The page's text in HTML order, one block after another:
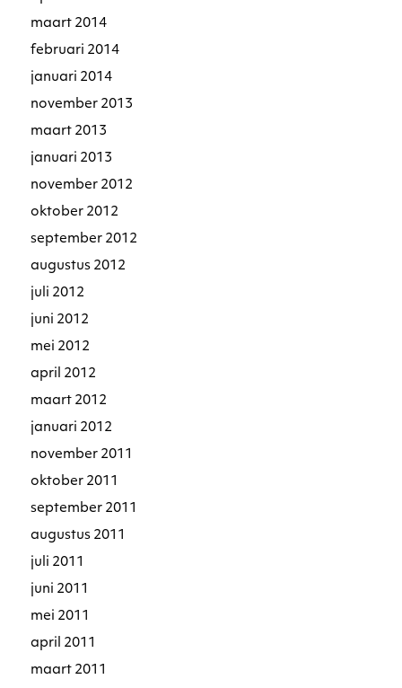
maart 2014
februari 2014
januari 2014
november 2013
maart 2013
januari 2013
november 2012
oktober 2012
september 2012
augustus 2012
juli 2012
juni 2012
mei 2012
april 2012
maart 2012
januari 2012
november 2011
oktober 2011
september 2011
augustus 2011
juli 2011
juni 2011
mei 2011
april 2011
maart 2011